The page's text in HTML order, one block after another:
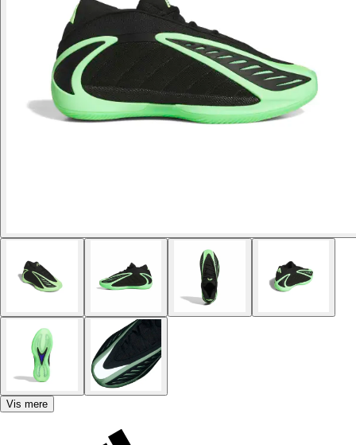
Vis mere